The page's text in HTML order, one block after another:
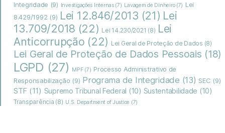
Integridade (9) Investigações Internas(7) Lavagem de Dinheiro(7) Lei
8.429/1992 (9) Lei 12.846/2013 (21) Lei
13.709/2018 (22) Lei 14.230/2021 (8) Lei
Anticorrupção (22) Lei Geral de Proteção de Dados (8)
Lei Geral de Proteção de Dados Pessoais (18)
LGPD (27) MPF(7) Processo Administrativo de
Responsabilização (9) Programa de Integridade (13) SEC (9)
STF (11) Supremo Tribunal Federal (10) Sustentabilidade (10)
Transparência (8) U.S. Department of Justice (7)